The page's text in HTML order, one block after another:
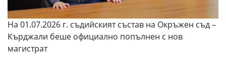
На 01.07.2026 г. съдийският състав на Окръжен съд –
Кърджали беше официално попълнен с нов
магистрат